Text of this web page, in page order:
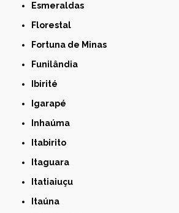
Esmeraldas
Florestal
Fortuna de Minas
Funilândia
Ibirité
Igarapé
Inhaúma
Itabirito
Itaguara
Itatiaiuçu
Itaúna